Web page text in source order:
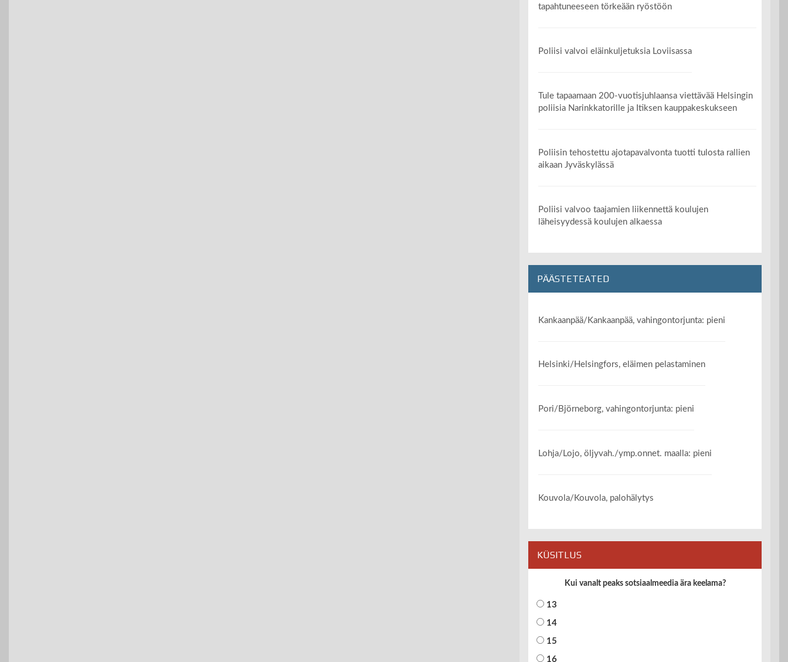
tapahtuneeseen törkeään ryöstöön
Poliisi valvoi eläinkuljetuksia Loviisassa
Tule tapaamaan 200-vuotisjuhlaansa viettävää Helsingin
poliisia Narinkkatorille ja Itiksen kauppakeskukseen
Poliisin tehostettu ajotapavalvonta tuotti tulosta rallien
aikaan Jyväskylässä
Poliisi valvoo taajamien liikennettä koulujen
läheisyydessä koulujen alkaessa
PÄÄSTETEATED
Kankaanpää/Kankaanpää, vahingontorjunta: pieni
Helsinki/Helsingfors, eläimen pelastaminen
Pori/Björneborg, vahingontorjunta: pieni
Lohja/Lojo, öljyvah./ymp.onnet. maalla: pieni
Kouvola/Kouvola, palohälytys
KÜSITLUS
Kui vanalt peaks sotsiaalmeedia ära keelama?
13
14
15
16